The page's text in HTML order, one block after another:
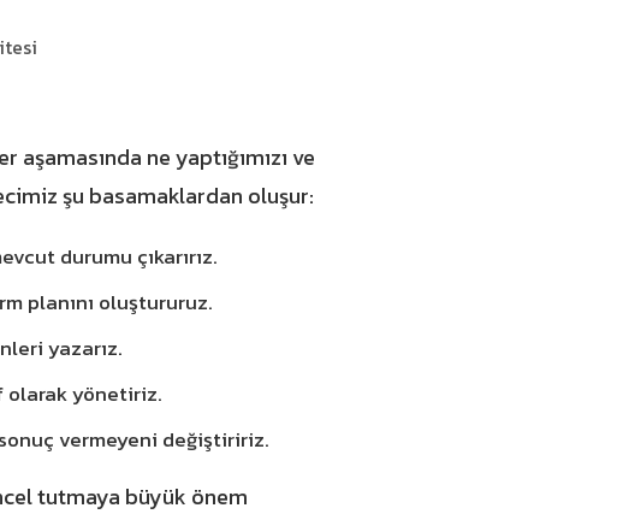
ne yaptığımızı ve
şu basamaklardan oluşur:
durumu çıkarırız.
planını oluştururuz.
yazarız.
olarak yönetiriz.
vermeyeni değiştiririz.
tutmaya büyük önem